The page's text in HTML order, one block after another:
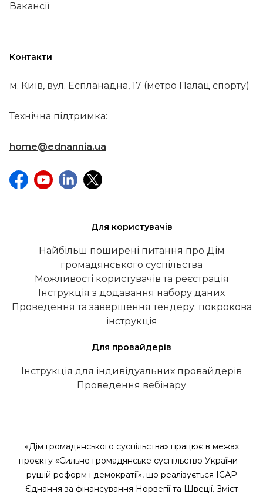
Вакансії
Контакти
м. Київ, вул. Еспланадна, 17 (метро Палац спорту)
Технічна підтримка:
home@ednannia.ua
Для користувачів
Найбільш поширені питання про Дім
громадянського суспільства
Можливості користувачів та реєстрація
Інструкція з додавання набору даних
Проведення та завершення тендеру: покрокова
інструкція
Для провайдерів
Інструкція для індивідуальних провайдерів
Проведення вебінару
«Дім громадянського суспільства» працює в межах
проєкту «Сильне громадянське суспільство України –
рушій реформ і демократії», що реалізується ІСАР
Єднання за фінансування Норвегії та Швеції. Зміст